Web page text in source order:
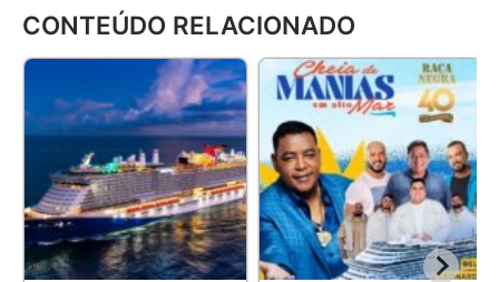
CONTEÚDO RELACIONADO